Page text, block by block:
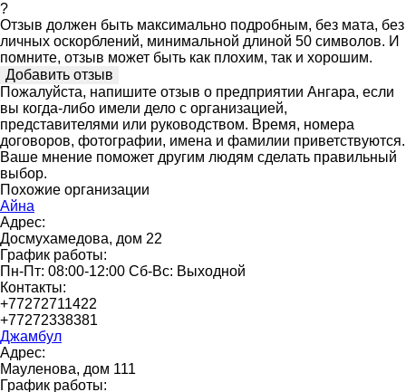
?
Отзыв должен быть максимально подробным, без мата, без
личных оскорблений, минимальной длиной 50 символов. И
помните, отзыв может быть как плохим, так и хорошим.
Пожалуйста, напишите отзыв о предприятии Ангара, если
вы когда-либо имели дело с организацией,
представителями или руководством. Время, номера
договоров, фотографии, имена и фамилии приветствуются.
Ваше мнение поможет другим людям сделать правильный
выбор.
Похожие организации
Айна
Адрес:
Досмухамедова, дом 22
График работы:
Пн-Пт: 08:00-12:00 Сб-Вс: Выходной
Контакты:
+77272711422
+77272338381
Джамбул
Адрес:
Мауленова, дом 111
График работы: